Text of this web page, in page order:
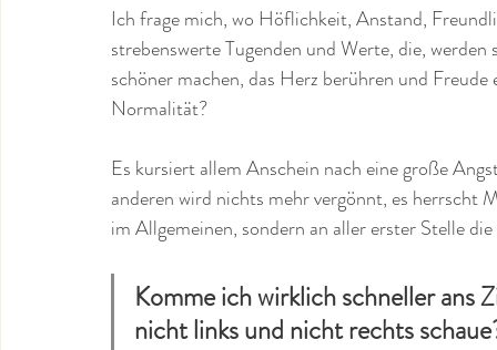
Ich frage mich, wo Höflichkeit, Anstand,
strebenswerte Tugenden und Werte, die,
schöner machen, das Herz berühren und
Normalität?
Es kursiert allem Anschein nach eine große
anderen wird nichts mehr vergönnt, es
im Allgemeinen, sondern an aller erster Stelle die
Komme ich wirklich schneller ans
nicht links und nicht rechts